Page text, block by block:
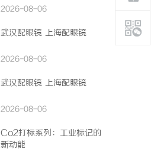
2026-08-06
武汉配眼镜 上海配眼镜
2026-08-06
武汉配眼镜 上海配眼镜
2026-08-06
Co2打标系列：工业标记的
新动能